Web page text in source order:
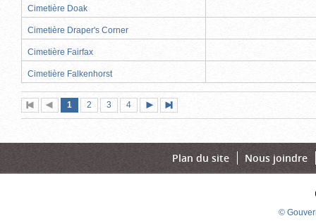
Cimetière Doak
Cimetière Draper's Corner
Cimetière Fairfax
Cimetière Falkenhorst
Première
page
Page
précédente
Page
1 (page
actuelle)
Page
2 Page
3 Page
4
suivante
page
Plan du site Nous joindre
©